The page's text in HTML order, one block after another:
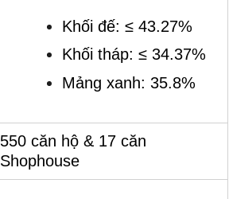
Khối đế: ≤ 43.27%
Khối tháp: ≤ 34.37%
Mảng xanh: 35.8%
550 căn hộ & 17 căn
Shophouse